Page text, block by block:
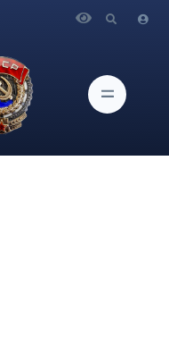
и международного